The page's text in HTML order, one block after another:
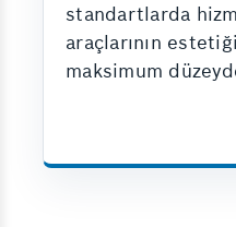
standartlarda
araçlarının
maksimum